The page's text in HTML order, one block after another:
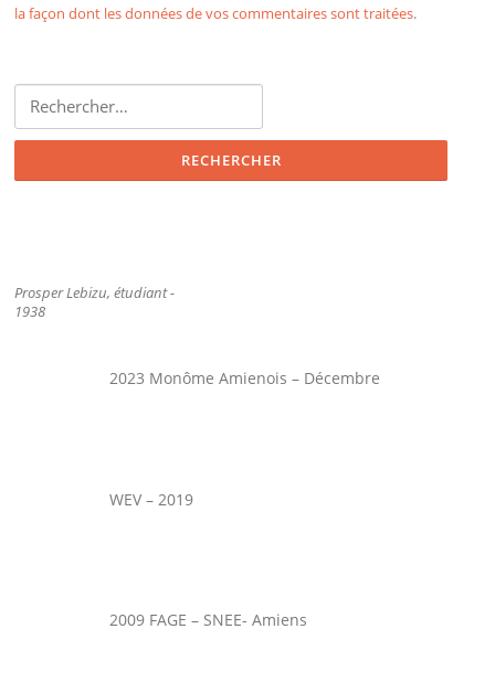
la façon dont les données de vos commentaires sont traitées.
Rechercher :
Prosper Lebizu, étudiant -
1938
2023 Monôme Amienois – Décembre
WEV – 2019
2009 FAGE – SNEE- Amiens